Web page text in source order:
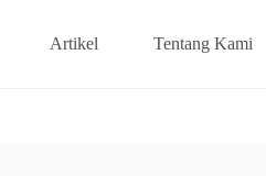
Artikel Tentang Kami